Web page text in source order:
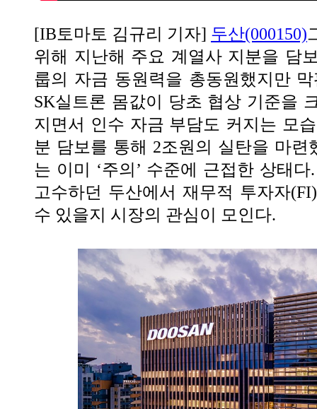
[IB토마토 김규리 기자] 두산(000150)
위해 지난해 주요 계열사 지분을 담
룹의 자금 동원력을 총동원했지만
SK실트론 몸값이 당초 협상 기준을
지면서 인수 자금 부담도 커지는 모
분 담보를 통해 2조원의 실탄을 마련
는 이미 ‘주의’ 수준에 근접한 상태
고수하던 두산에서 재무적 투자자
수 있을지 시장의 관심이 모인다.